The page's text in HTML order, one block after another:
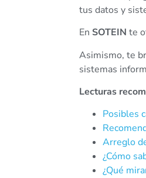
tus datos y
En SOTEIN te
Asimismo, te
sistemas
Lecturas
Posibles
Arreglo
¿Cómo
¿Qué